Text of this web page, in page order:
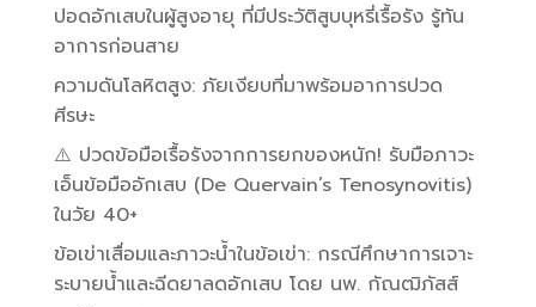
ปอดอักเสบในผู้สูงอายุ ที่มีประวัติสูบบุหรี่เรื้อรัง รู้ทัน
อาการก่อนสาย
ความดันโลหิตสูง: ภัยเงียบที่มาพร้อมอาการปวด
ศีรษะ
⚠️ ปวดข้อมือเรื้อรังจากการยกของหนัก! รับมือภาวะ
เอ็นข้อมืออักเสบ (De Quervain’s Tenosynovitis)
ในวัย 40+
ข้อเข่าเสื่อมและภาวะน้ำในข้อเข่า: กรณีศึกษาการเจาะ
ระบายน้ำและฉีดยาลดอักเสบ โดย นพ. กัณฒิภัสส์